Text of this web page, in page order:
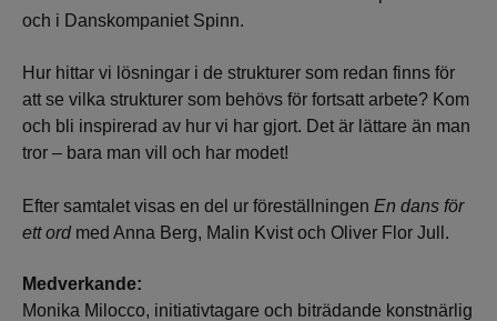
och i Danskompaniet Spinn.
Hur hittar vi lösningar i de strukturer som redan finns för
att se vilka strukturer som behövs för fortsatt arbete? Kom
och bli inspirerad av hur vi har gjort. Det är lättare än man
tror – bara man vill och har modet!
Efter samtalet visas en del ur föreställningen En dans för
ett ordmed Anna Berg, Malin Kvist och Oliver Flor Jull.
Medverkande:
Monika Milocco, initiativtagare och biträdande konstnärlig